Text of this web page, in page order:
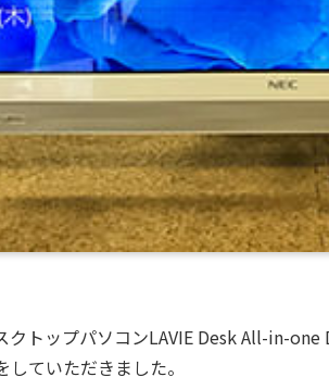
クトップパソコンLAVIE Desk All-in-one
ていただきました。